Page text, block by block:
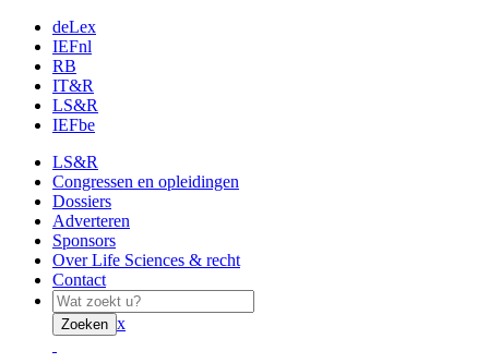
deLex
IEFnl
RB
IT&R
LS&R
IEFbe
LS&R
Congressen en opleidingen
Dossiers
Adverteren
Sponsors
Over Life Sciences & recht
Contact
Zoeken x